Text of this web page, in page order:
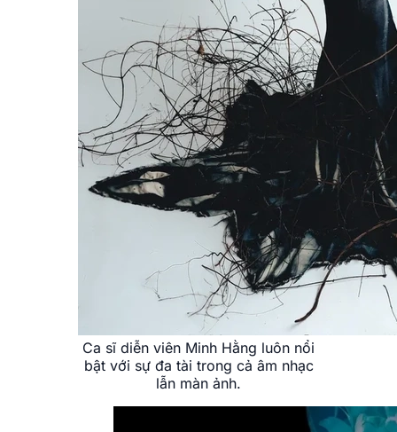
Ca sĩ diễn viên Minh Hằng luôn nổi
bật với sự đa tài trong cả âm nhạc
lẫn màn ảnh.